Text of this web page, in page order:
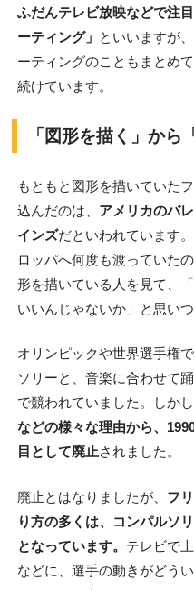
ふだんテレビ放映などで注
ーティング」 といいますが
ーティングのこともまとめ
続けています。
「図形を描く」から
もともと図形を描いていた
込んだのは、 アメリカのバ
インズだといわれています
ロッパへ何度も渡っていた
形を描いている人を見て、
いいんじゃないか」と思いつ
オリンピックや世界選手権
ソリーと、音楽に合わせて
で競われていました。しかし
などの様々な理由から、
目として廃止されました。
廃止とはなりましたが、 フ
り方の多くは、コンパルソ
となっています。 テレビで
などに、選手の動きがどう